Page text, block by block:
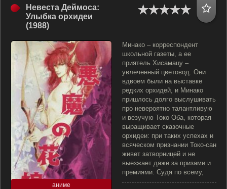
Невеста Деймоса:
Улыбка орхидеи
(1988)
аниме
Минако – корреспондент
школьной газеты, а ее
приятель Хисамацу –
увлеченный цветовод. Они
вдвоем были на выставке
редких орхидей, и Минако
пришлось долго выслушивать
про невероятно талантливую
и везучую Токо Оба, которая
выращивает сказочные
орхидеи: при таких успехах и
всяческом признании Токо-сан
живет затворницей и не
выезжает даже за призами и
премиями. Судя по всему,